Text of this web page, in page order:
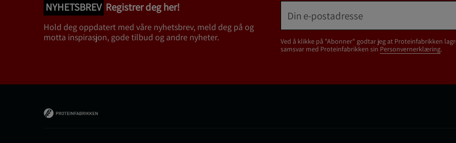
NYHETSBREV Registrer deg her!
Hold deg oppdatert med våre nyhetsbrev, meld deg på og
motta inspirasjon, gode tilbud og andre nyheter.
Ved å klikke på "Abonner" godtar jeg at Proteinfabrikken
samsvar med Proteinfabrikken sin Personvernerklæring.